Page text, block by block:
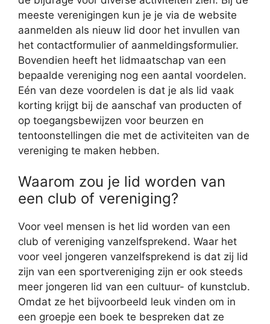
meeste verenigingen kun je je via de website
aanmelden als nieuw lid door het invullen van
het contactformulier of aanmeldingsformulier.
Bovendien heeft het lidmaatschap van een
bepaalde vereniging nog een aantal voordelen.
Eén van deze voordelen is dat je als lid vaak
korting krijgt bij de aanschaf van producten of
op toegangsbewijzen voor beurzen en
tentoonstellingen die met de activiteiten van de
vereniging te maken hebben.
Waarom zou je lid worden van
een club of vereniging?
Voor veel mensen is het lid worden van een
club of vereniging vanzelfsprekend. Waar het
voor veel jongeren vanzelfsprekend is dat zij lid
zijn van een sportvereniging zijn er ook steeds
meer jongeren lid van een cultuur- of kunstclub.
Omdat ze het bijvoorbeeld leuk vinden om in
een groepje een boek te bespreken dat ze